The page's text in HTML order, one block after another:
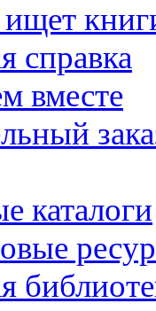
ищет
справка
вместе
каталоги